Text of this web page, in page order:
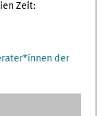
Zeit:
der